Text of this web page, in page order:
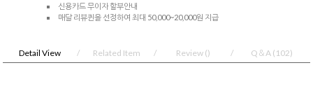
신용카드 무이자 할부안내
매달 리뷰퀸을 선정하여 최대 50,000~20,000원 지급
Detail View Related Item Review () Q＆A (102)